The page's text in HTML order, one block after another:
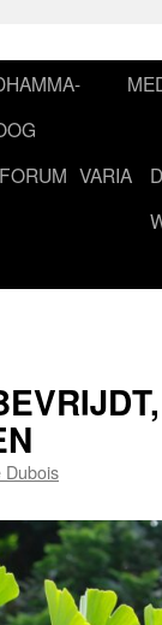
FORUM VARIA
Dubois